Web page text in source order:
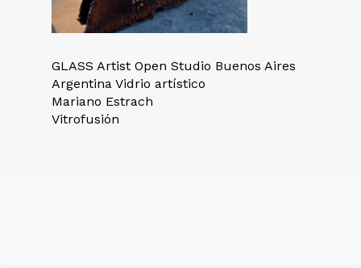
GLASS Artist Open Studio Buenos Aires
Argentina Vidrio artístico
Mariano Estrach
Vitrofusión